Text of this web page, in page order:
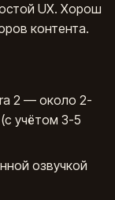
UX. Хорош
контента.
2 — около 2-
учётом 3-5
озвучкой